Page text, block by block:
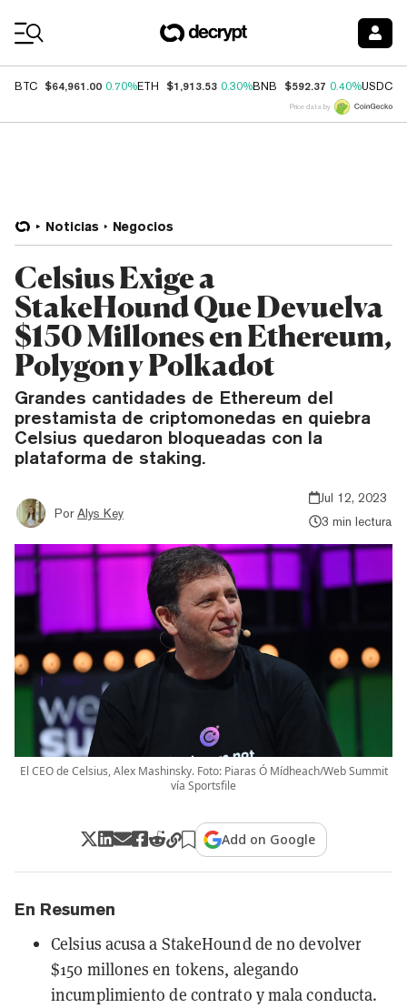
BTC $64,961.00 0.70%ETH $1,913.53 0.30%BNB $592.37 0.40%USDC
Price data by
Noticias Negocios
Celsius Exige a
StakeHound Que Devuelva
$150 Millones en Ethereum,
Polygon y Polkadot
Grandes cantidades de Ethereum del
prestamista de criptomonedas en quiebra
Celsius quedaron bloqueadas con la
plataforma de staking.
Por Alys Key
Jul 12, 2023
3 min lectura
El CEO de Celsius, Alex Mashinsky. Foto: Piaras Ó Mídheach/Web Summit
vía Sportsfile
Add on Google
En Resumen
Celsius acusa a StakeHound de no devolver
$150 millones en tokens, alegando
incumplimiento de contrato y mala conducta.